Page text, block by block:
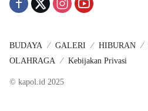
BUDAYA GALERI HIBURAN
OLAHRAGA
Kebijakan Privasi
© kapol.id 2025